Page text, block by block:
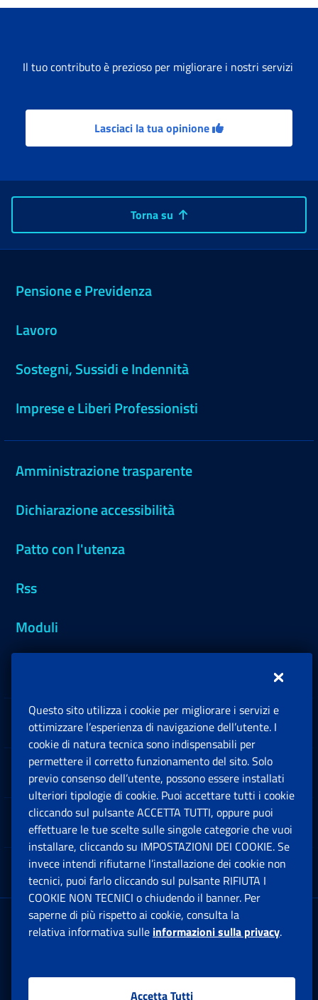
Il tuo contributo è prezioso per migliorare i nostri servizi
Lasciaci la tua opinione
Torna su
Pensione e Previdenza
Lavoro
Sostegni, Sussidi e Indennità
Imprese e Liberi Professionisti
Amministrazione trasparente
Dichiarazione accessibilità
Patto con l'utenza
Rss
Moduli
Sedi e Contatti
Software
Note Legali
App mobile
Sede Legale : Via Ciro il Grande, 21
00144 Roma
Questo sito utilizza i cookie per migliorare i servizi e
ottimizzare l’esperienza di navigazione dell’utente. I
cookie di natura tecnica sono indispensabili per
permettere il corretto funzionamento del sito. Solo
previo consenso dell’utente, possono essere installati
ulteriori tipologie di cookie. Puoi accettare tutti i cookie
cliccando sul pulsante ACCETTA TUTTI, oppure puoi
effettuare le tue scelte sulle singole categorie che vuoi
installare, cliccando su IMPOSTAZIONI DEI COOKIE. Se
invece intendi rifiutarne l’installazione dei cookie non
tecnici, puoi farlo cliccando sul pulsante RIFIUTA I
COOKIE NON TECNICI o chiudendo il banner. Per
saperne di più rispetto ai cookie, consulta la
relativa informativa sulle informazioni sulla privacy.
Accetta Tutti